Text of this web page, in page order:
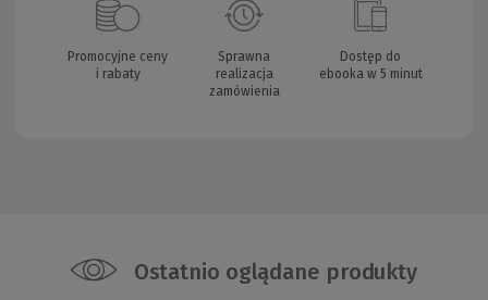
Promocyjne ceny
i rabaty
Sprawna
realizacja
zamówienia
Dostęp do
ebooka w 5 minut
Ostatnio oglądane produkty